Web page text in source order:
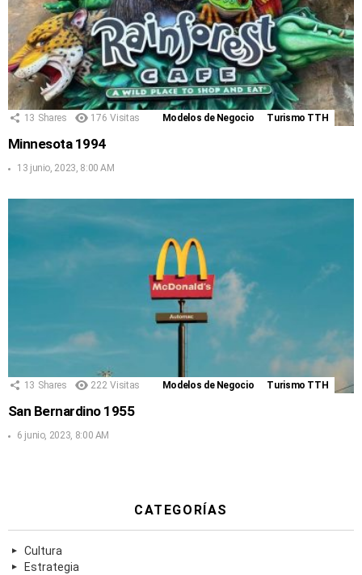
13 Shares 176 Visitas Modelos de Negocio Turismo TTH
Minnesota 1994
13 junio, 2023, 8:00 AM
13 Shares 222 Visitas Modelos de Negocio Turismo TTH
San Bernardino 1955
6 junio, 2023, 8:00 AM
CATEGORÍAS
Cultura
Estrategia